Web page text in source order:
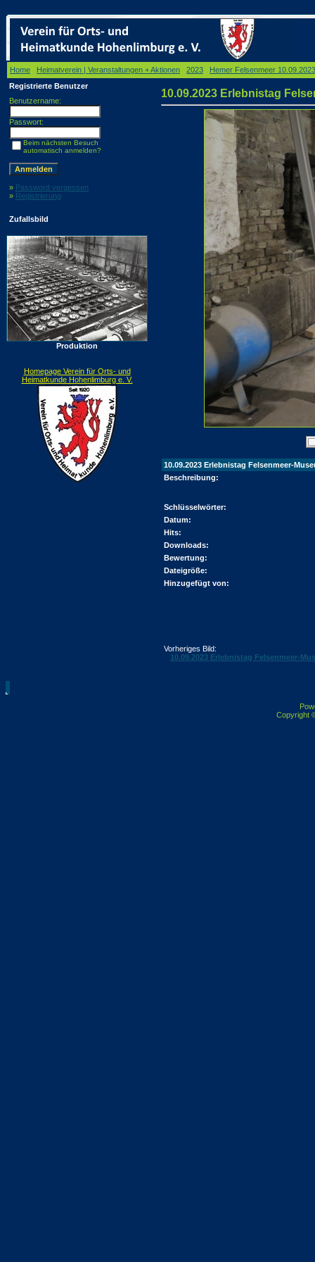
Home Heimatverein | Veranstaltungen + Aktionen 2023
Hemer Felsenmeer 10.09.2023
Registrierte Benutzer
Benutzername:
Passwort:
Beim nächsten Besuch
automatisch anmelden?
» Password vergessen
» Registrierung
Zufallsbild
Produktion
Homepage Verein für Orts- und
Heimatkunde Hohenlimburg e. V.
10.09.2023 Erlebnistag
10.09.2023 Erlebnistag Felsenmeer-
Beschreibung:
Schlüsselwörter:
Datum:
Hits:
Downloads:
Bewertung:
Dateigröße:
Hinzugefügt von:
Vorheriges Bild:
10.09.2023 Erlebnistag Felsenmeer-
Copyright